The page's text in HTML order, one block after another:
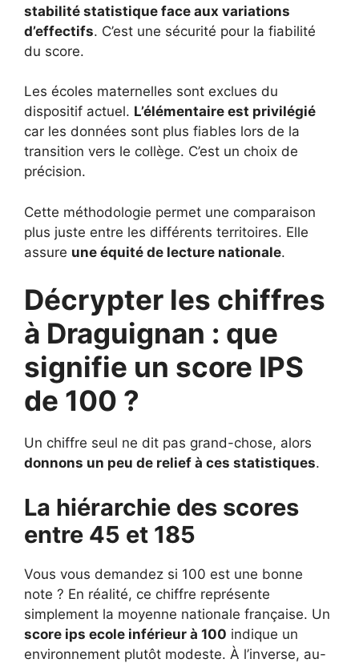
stabilité statistique face aux variations
d’effectifs. C’est une sécurité pour la fiabilité
du score.
Les écoles maternelles sont exclues du
dispositif actuel. L’élémentaire est privilégié
car les données sont plus fiables lors de la
transition vers le collège. C’est un choix de
précision.
Cette méthodologie permet une comparaison
plus juste entre les différents territoires. Elle
assure une équité de lecture nationale.
Décrypter les chiffres
à Draguignan : que
signifie un score IPS
de 100 ?
Un chiffre seul ne dit pas grand-chose, alors
donnons un peu de relief à ces statistiques.
La hiérarchie des scores
entre 45 et 185
Vous vous demandez si 100 est une bonne
note ? En réalité, ce chiffre représente
simplement la moyenne nationale française. Un
score ips ecole inférieur à 100 indique un
environnement plutôt modeste. À l’inverse, au-